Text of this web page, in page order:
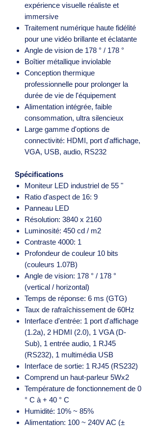
expérience visuelle réaliste et
immersive
Traitement numérique haute fidélité
pour une vidéo brillante et éclatante
Angle de vision de 178 ° / 178 °
Boîtier métallique inviolable
Conception thermique
professionnelle pour prolonger la
durée de vie de l'équipement
Alimentation intégrée, faible
consommation, ultra silencieux
Large gamme d'options de
connectivité: HDMI, port d'affichage,
VGA, USB, audio, RS232
Spécifications
Moniteur LED industriel de 55 "
Ratio d'aspect de 16: 9
Panneau LED
Résolution: 3840 x 2160
Luminosité: 450 cd / m2
Contraste 4000: 1
Profondeur de couleur 10 bits
(couleurs 1.07B)
Angle de vision: 178 ° / 178 °
(vertical / horizontal)
Temps de réponse: 6 ms (GTG)
Taux de rafraîchissement de 60Hz
Interface d'entrée: 1 port d'affichage
(1.2a), 2 HDMI (2.0), 1 VGA (D-
Sub), 1 entrée audio, 1 RJ45
(RS232), 1 multimédia USB
Interface de sortie: 1 RJ45 (RS232)
Comprend un haut-parleur 5Wx2
Température de fonctionnement de 0
° C à + 40 ° C
Humidité: 10% ~ 85%
Alimentation: 100 ~ 240V AC (±